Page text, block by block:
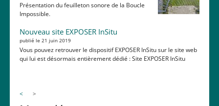
Présentation du feuilleton sonore de la Boucle
Impossible.
Nouveau site EXPOSER InSitu
publié le 21 juin 2019
Vous pouvez retrouver le dispositif EXPOSER InSitu sur le site web
qui lui est désormais entièrement dédié : Site EXPOSER InSitu
< >